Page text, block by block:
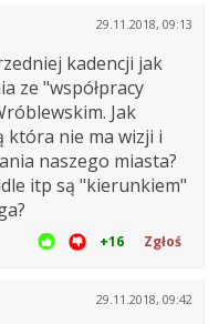
29.11.2018, 09:13
kadencji jak
ze "współpracy
Jak
która nie ma wizji i
naszego miasta?
itp są "kierunkiem"
+16 Zgłoś
29.11.2018, 09:42